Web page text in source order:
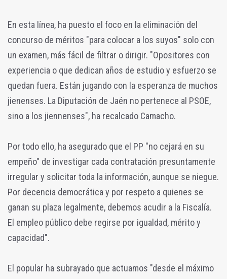
En esta línea, ha puesto el foco en la eliminación del
concurso de méritos "para colocar a los suyos" solo con
un examen, más fácil de filtrar o dirigir. "Opositores con
experiencia o que dedican años de estudio y esfuerzo se
quedan fuera. Están jugando con la esperanza de muchos
jienenses. La Diputación de Jaén no pertenece al PSOE,
sino a los jiennenses", ha recalcado Camacho.
Por todo ello, ha asegurado que el PP "no cejará en su
empeño" de investigar cada contratación presuntamente
irregular y solicitar toda la información, aunque se niegue.
Por decencia democrática y por respeto a quienes se
ganan su plaza legalmente, debemos acudir a la Fiscalía.
El empleo público debe regirse por igualdad, mérito y
capacidad".
El popular ha subrayado que actuamos "desde el máximo